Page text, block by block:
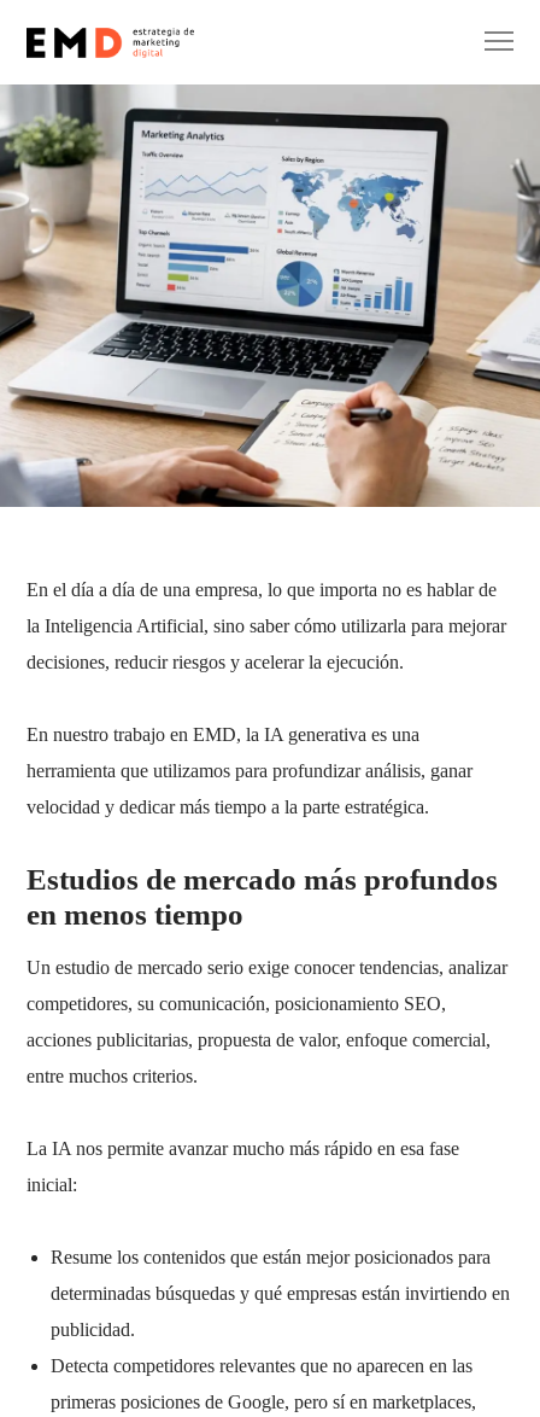
MARKETING DIGITAL
25 de marzo de 2026 No hay comentarios
En el día a día de una empresa, lo que importa no es hablar de
la Inteligencia Artificial, sino saber cómo utilizarla para mejorar
decisiones, reducir riesgos y acelerar la ejecución.
En nuestro trabajo en EMD, la IA generativa es una
herramienta que utilizamos para profundizar análisis, ganar
velocidad y dedicar más tiempo a la parte estratégica.
Estudios de mercado más profundos
en menos tiempo
Un estudio de mercado serio exige conocer tendencias, analizar
competidores, su comunicación, posicionamiento SEO,
acciones publicitarias, propuesta de valor, enfoque comercial,
entre muchos criterios.
La IA nos permite avanzar mucho más rápido en esa fase
inicial:
Resume los contenidos que están mejor posicionados para
determinadas búsquedas y qué empresas están invirtiendo en
publicidad.
Detecta competidores relevantes que no aparecen en las
primeras posiciones de Google, pero sí en marketplaces,